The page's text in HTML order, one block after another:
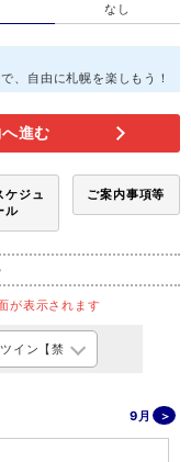
なし
、自由に札幌を楽しもう！
進む
ケジュ
ル
ご案内事項等
が表示されます
9月